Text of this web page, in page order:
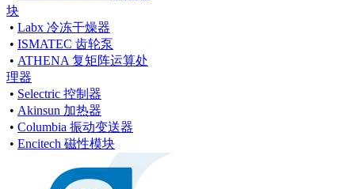
块
• Labx 冷冻干燥器
• ISMATEC 齿轮泵
• ATHENA 复矩阵运算处
理器
• Selectric 控制器
• Akinsun 加热器
• Columbia 振动变送器
• Encitech 磁性模块